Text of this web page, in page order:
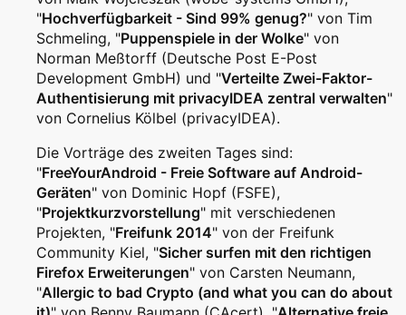
"Hochverfügbarkeit - Sind 99% genug?" von Tim
Schmeling, "Puppenspiele in der Wolke" von
Norman Meßtorff (Deutsche Post E-Post
Development GmbH) und "Verteilte Zwei-Faktor-
Authentisierung mit privacyIDEA zentral verwalten"
von Cornelius Kölbel (privacyIDEA).
Die Vorträge des zweiten Tages sind:
"FreeYourAndroid - Freie Software auf Android-
Geräten" von Dominic Hopf (FSFE),
"Projektkurzvorstellung" mit verschiedenen
Projekten, "Freifunk 2014" von der Freifunk
Community Kiel, "Sicher surfen mit den richtigen
Firefox Erweiterungen" von Carsten Neumann,
"Allergic to bad Crypto (and what you can do about